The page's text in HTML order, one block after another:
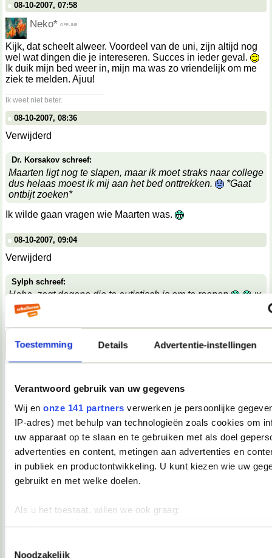
Toestemming Details Advertentie-instellingen
Verantwoord gebruik van uw gegevens
Wij en onze 141 partners verwerken je persoonlijke
IP-adres) met behulp van technologieën zoals cookies om
uw apparaat op te slaan en te gebruiken met als doel
advertenties en content, metingen aan advertenties en
in publiek en productontwikkeling. U kunt kiezen wie uw
gebruikt en met welke doelen.
Als u het toestaat, willen we ook graag:
Noodzakelijk
08-10-2007, 07:58
Neko*
Kijk, dat scheelt alweer. Voordeel van de uni, zijn altijd nog
wel wat dingen die je intereseren. Succes in ieder geval.
Ik duik mijn bed weer in, mijn ma was zo vriendelijk om me
ziek te melden. Ajuu!
Ik weet niet beter.
08-10-2007, 08:36
Verwijderd
Dr. Korsakov schreef:
Maarten ligt nog te slapen, maar ik moet straks naar college
dus helaas moest ik mij aan het bed onttrekken.
*Gaat
ontbijt zoeken*
Ik wilde gaan vragen wie Maarten was.
08-10-2007, 09:04
Verwijderd
Sylph schreef:
Haha, zegt degene die te autistisch is om te roepen
;x
;x
Wat een belabberde failreactie.
08-10-2007, 09:17
OMG! Keelpijn!!
__________________
♥ - I miss all the places we never went. -
08-10-2007, 09:39
Verwijderd
*keelpastille doneer*
08-10-2007, 09:39